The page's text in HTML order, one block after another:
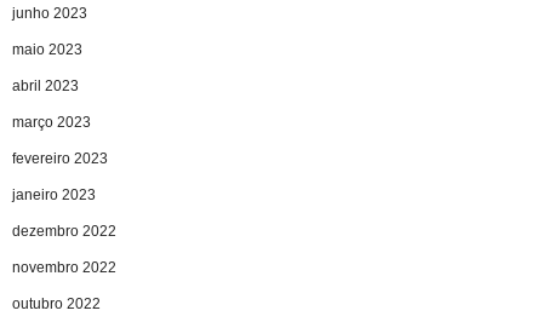
junho 2023
maio 2023
abril 2023
março 2023
fevereiro 2023
janeiro 2023
dezembro 2022
novembro 2022
outubro 2022